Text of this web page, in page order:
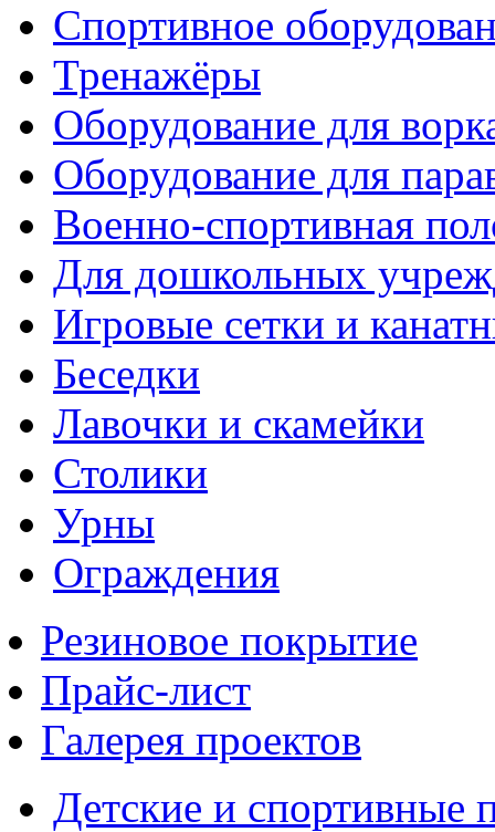
Спортивное
Тренажёры
Оборудование для
Оборудование для
Военно-спортивная
Для дошкольных
Игровые сетки и
Беседки
Лавочки и скамейки
Столики
Урны
Ограждения
Резиновое покрытие
Прайс-лист
Галерея проектов
Детские и спортивные